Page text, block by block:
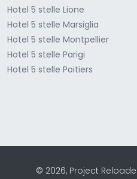
Hotel 5 stelle Lione
Hotel 5 stelle Marsiglia
Hotel 5 stelle Montpellier
Hotel 5 stelle Parigi
Hotel 5 stelle Poitiers
© 2026, Project